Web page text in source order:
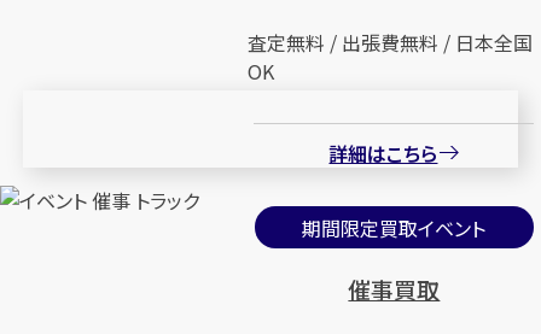
査定無料 / 出張費無料 / 日本全国
OK
詳細はこちら
期間限定買取イベント
催事買取